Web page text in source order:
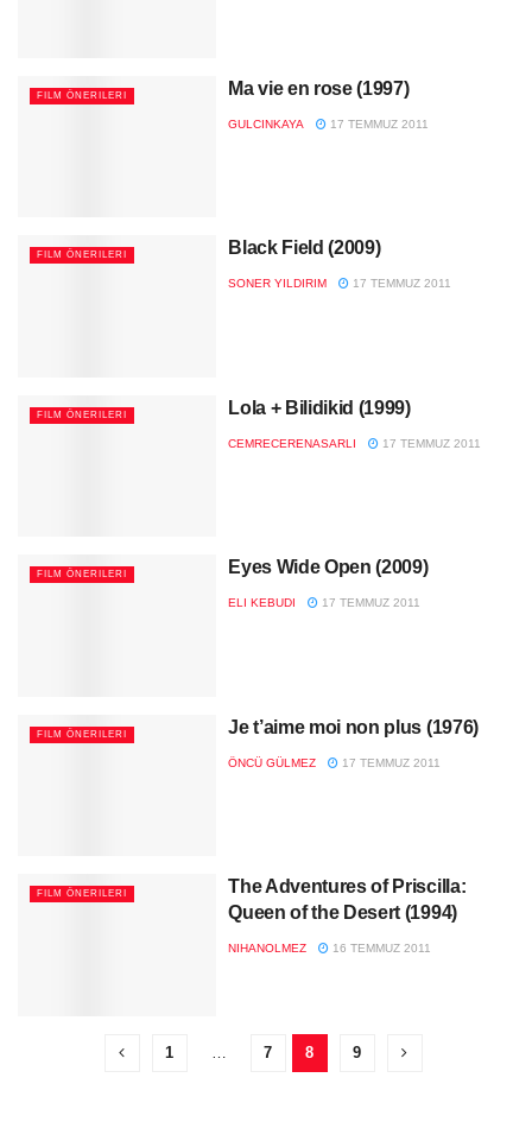
FILM ÖNERILERI Ma vie en rose (1997)
GULCINKAYA 17 TEMMUZ 2011
FILM ÖNERILERI Black Field (2009)
SONER YILDIRIM 17 TEMMUZ 2011
FILM ÖNERILERI Lola + Bilidikid (1999)
CEMRECERENASARLI 17 TEMMUZ 2011
FILM ÖNERILERI Eyes Wide Open (2009)
ELI KEBUDI 17 TEMMUZ 2011
FILM ÖNERILERI Je t’aime moi non plus (1976)
ÖNCÜ GÜLMEZ 17 TEMMUZ 2011
FILM ÖNERILERI
The Adventures of Priscilla:
Queen of the Desert (1994)
NIHANOLMEZ 16 TEMMUZ 2011
1 7 8 9